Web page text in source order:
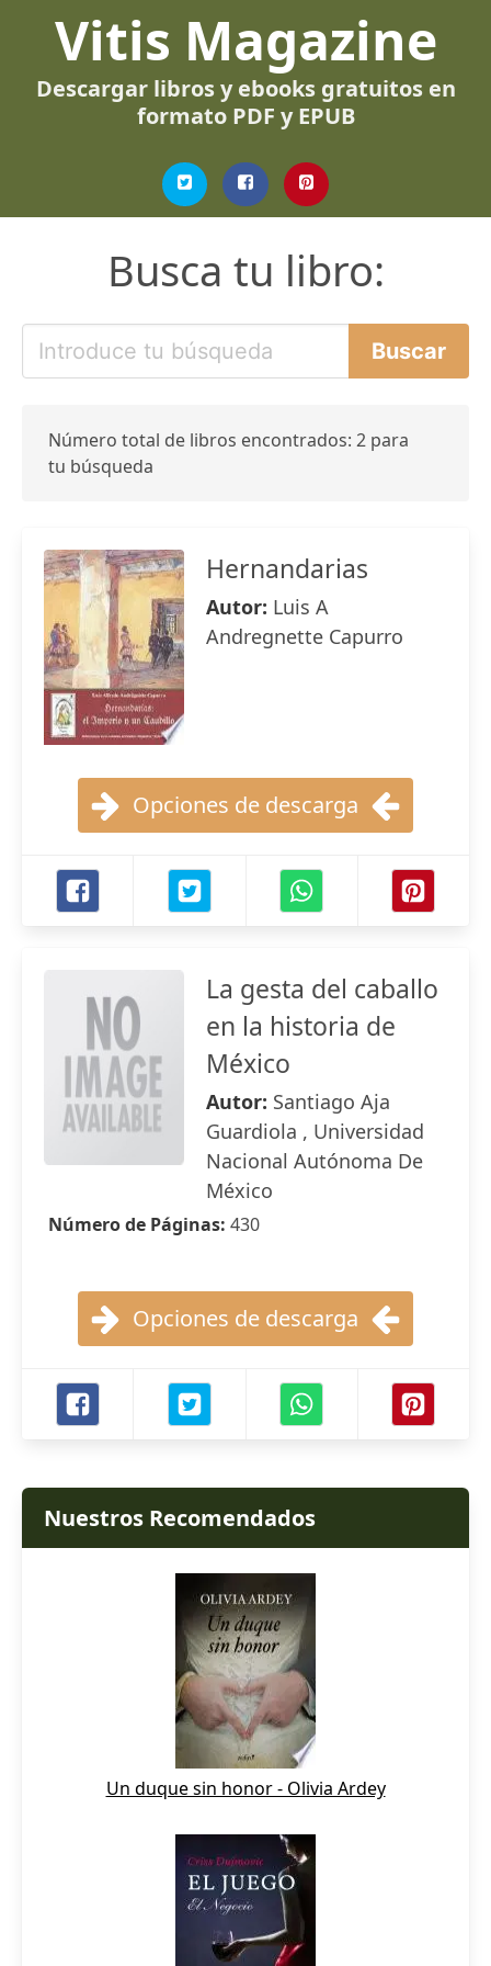
Vitis Magazine
Descargar libros y ebooks gratuitos en
formato PDF y EPUB
Busca tu libro:
Número total de libros encontrados: 2 para
tu búsqueda
Hernandarias
Autor: Luis A
Andregnette Capurro
Opciones de descarga
La gesta del caballo
en la historia de
México
Autor: Santiago Aja
Guardiola , Universidad
Nacional Autónoma De
México
Número de Páginas: 430
Opciones de descarga
Nuestros Recomendados
Un duque sin honor - Olivia Ardey